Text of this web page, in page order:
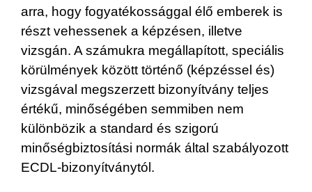
arra, hogy fogyatékossággal élő emberek is
részt vehessenek a képzésen, illetve
vizsgán. A számukra megállapított, speciális
körülmények között történő (képzéssel és)
vizsgával megszerzett bizonyítvány teljes
értékű, minőségében semmiben nem
különbözik a standard és szigorú
minőségbiztosítási normák által szabályozott
ECDL-bizonyítványtól.